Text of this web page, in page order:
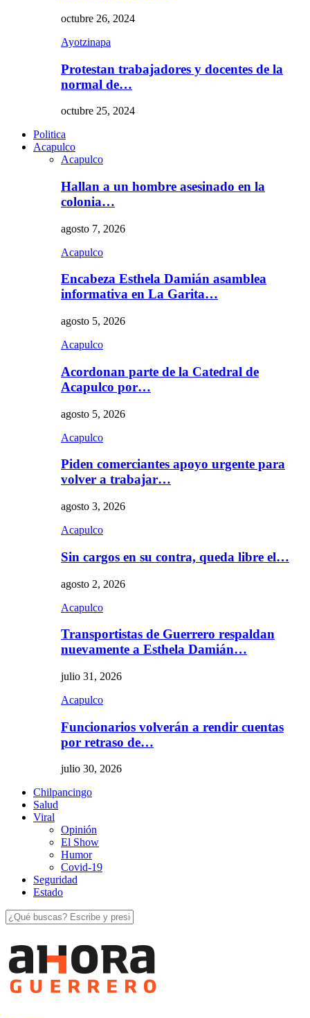
octubre 26, 2024
Ayotzinapa
Protestan trabajadores y docentes de la
normal de…
octubre 25, 2024
Politica
Acapulco
Acapulco
Hallan a un hombre asesinado en la
colonia…
agosto 7, 2026
Acapulco
Encabeza Esthela Damián asamblea
informativa en La Garita…
agosto 5, 2026
Acapulco
Acordonan parte de la Catedral de
Acapulco por…
agosto 5, 2026
Acapulco
Piden comerciantes apoyo urgente para
volver a trabajar…
agosto 3, 2026
Acapulco
Sin cargos en su contra, queda libre el…
agosto 2, 2026
Acapulco
Transportistas de Guerrero respaldan
nuevamente a Esthela Damián…
julio 31, 2026
Acapulco
Funcionarios volverán a rendir cuentas
por retraso de…
julio 30, 2026
Chilpancingo
Salud
Viral
Opinión
El Show
Humor
Covid-19
Seguridad
Estado